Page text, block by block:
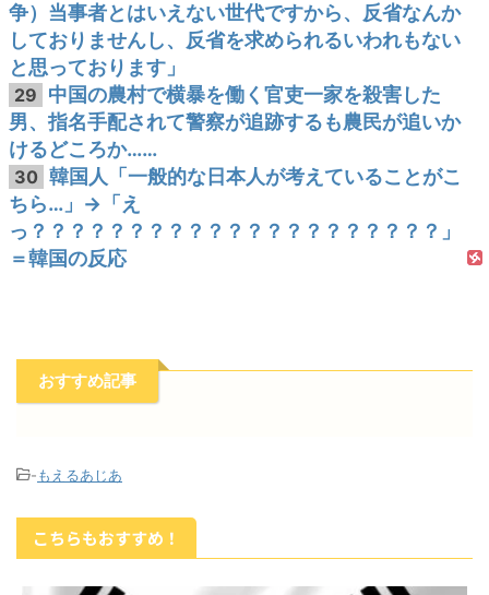
争）当事者とはいえない世代ですから、反省なんか
しておりませんし、反省を求められるいわれもない
と思っております」
29 中国の農村で横暴を働く官吏一家を殺害した
男、指名手配されて警察が追跡するも農民が追いか
けるどころか……
30 韓国人「一般的な日本人が考えていることがこ
ちら…」→「え
っ？？？？？？？？？？？？？？？？？？？？？」
＝韓国の反応
おすすめ記事
-もえるあじあ
こちらもおすすめ！